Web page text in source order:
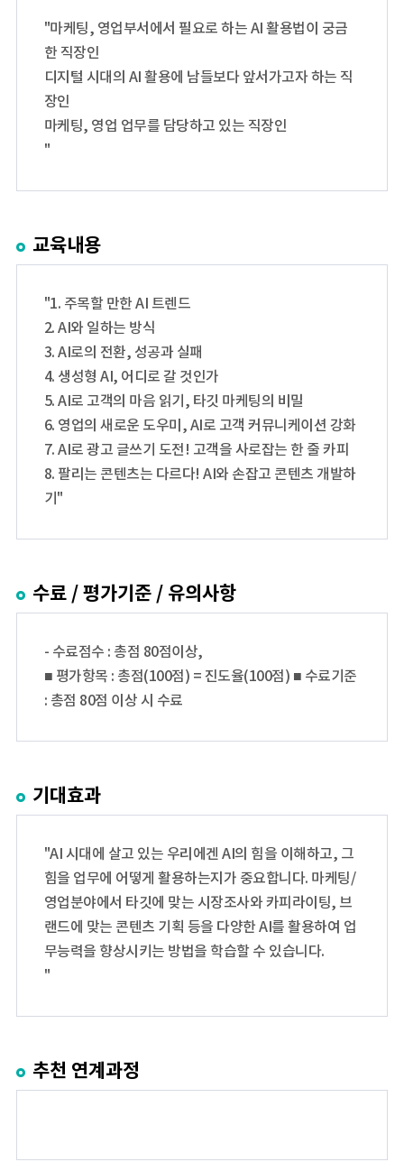
"마케팅, 영업부서에서 필요로 하는 AI 활용법이 궁금
한 직장인
디지털 시대의 AI 활용에 남들보다 앞서가고자 하는 직
장인
마케팅, 영업 업무를 담당하고 있는 직장인
"
교육내용
"1. 주목할 만한 AI 트렌드
2. AI와 일하는 방식
3. AI로의 전환, 성공과 실패
4. 생성형 AI, 어디로 갈 것인가
5. AI로 고객의 마음 읽기, 타깃 마케팅의 비밀
6. 영업의 새로운 도우미, AI로 고객 커뮤니케이션 강화
7. AI로 광고 글쓰기 도전! 고객을 사로잡는 한 줄 카피
8. 팔리는 콘텐츠는 다르다! AI와 손잡고 콘텐츠 개발하
기"
수료 / 평가기준 / 유의사항
- 수료점수 : 총점 80점이상,
■ 평가항목 : 총점(100점) = 진도율(100점) ■ 수료기준
: 총점 80점 이상 시 수료
기대효과
"AI 시대에 살고 있는 우리에겐 AI의 힘을 이해하고, 그
힘을 업무에 어떻게 활용하는지가 중요합니다. 마케팅/
영업분야에서 타깃에 맞는 시장조사와 카피라이팅, 브
랜드에 맞는 콘텐츠 기획 등을 다양한 AI를 활용하여 업
무능력을 향상시키는 방법을 학습할 수 있습니다.
"
추천 연계과정